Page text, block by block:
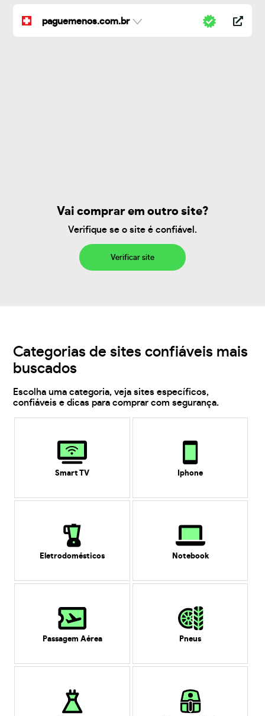
paguemenos.com.br
Vai comprar em outro site?
Verifique se o site é confiável.
Verificar site
Categorias de sites confiáveis mais
buscados
Escolha uma categoria, veja sites específicos,
confiáveis e dicas para comprar com segurança.
Smart TV Iphone
Eletrodomésticos Notebook
Passagem Aérea Pneus